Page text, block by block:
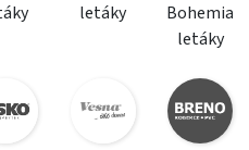
letáky
Bohemia
letáky